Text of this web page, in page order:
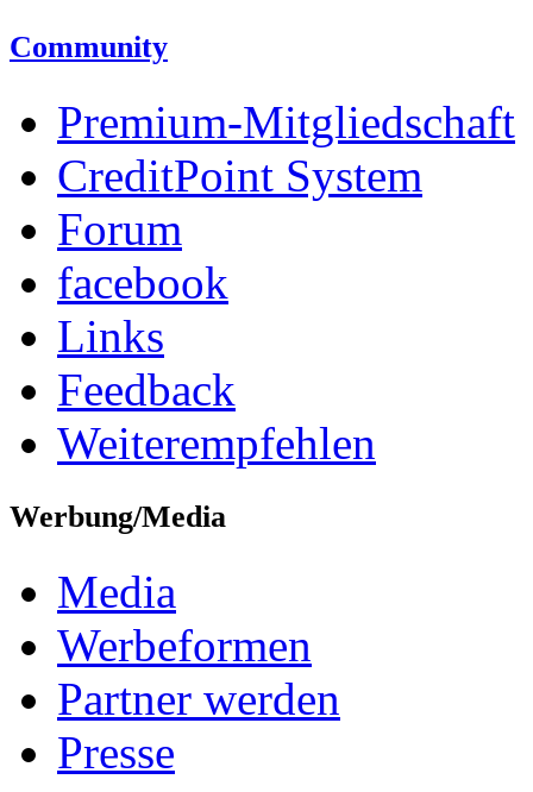
Community
Premium-Mitgliedschaft
CreditPoint System
Forum
facebook
Links
Feedback
Weiterempfehlen
Werbung/Media
Media
Werbeformen
Partner werden
Presse